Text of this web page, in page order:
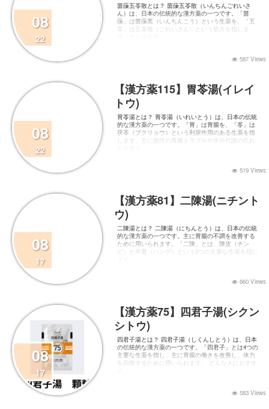
08
22
587 Views
茵蔯五苓散とは？ 茵蔯五苓散（いんちんごれいさ
ん）は、日本の伝統的な漢方薬の一つです。「茵
蔯」は茵蔯蒿（いんちんこう）という生薬を、「五
苓」は五苓散（ごれいさん）という処方を指しま
08
22
【漢方薬115】胃苓湯(イレイ
トウ)
519 Views
胃苓湯とは？ 胃苓湯（いれいとう）は、日本の伝統
的な漢方薬の一つです。「胃」は胃腸を、「苓」は
茯苓（ブクリョウ）という利尿作用のある生薬を指
します。主に急性の胃腸トラブルや水分代謝の乱れ
08
17
【漢方薬81】二陳湯(ニチント
ウ)
660 Views
二陳湯とは？ 二陳湯（にちんとう）は、日本の伝統
的な漢方薬の一つです。主に胃腸の不調を改善する
ために用いられます。「二陳」とは、陳皮（チン
ピ）と半夏（ハンゲ）という2つの主要な生薬を指し
08
17
【漢方薬75】四君子湯(シクン
シトウ)
583 Views
四君子湯とは？ 四君子湯（しくんしとう）は、日本
の伝統的な漢方薬の一つです。「四君子」とは4つの
主要な生薬を指し、主に胃腸の働きを改善し、体力
を回復するために用いられます。 どんな人におすす